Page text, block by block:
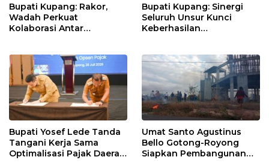
Bupati Kupang: Rakor,
Wadah Perkuat
Kolaborasi Antar
Bupati Kupang: Sinergi
Seluruh Unsur Kunci
Keberhasilan
Bupati Yosef Lede Tanda
Tangani Kerja Sama
Optimalisasi Pajak Daerah
Umat Santo Agustinus
Bello Gotong-Royong
Siapkan Pembangunan